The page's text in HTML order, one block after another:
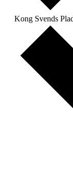
Kong Svends